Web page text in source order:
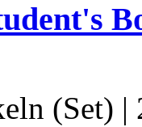
(Set) |